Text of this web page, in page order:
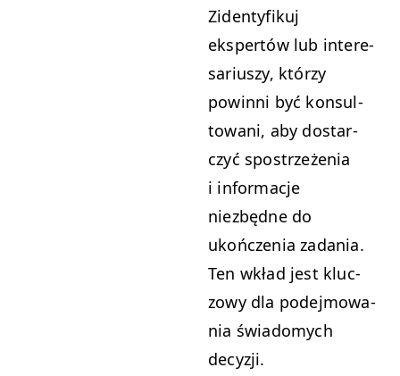
Ziden­ty­fikuj
ekspertów lub intere­
sar­iuszy, którzy
powin­ni być kon­sul­
towani, aby dostar­
czyć spostrzeże­nia
i infor­ma­c­je
niezbędne do
ukończenia zada­nia.
Ten wkład jest kluc­
zowy dla pode­j­mowa­
nia świadomych
decyzji.